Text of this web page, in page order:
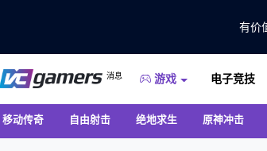
有价
VC游戏新闻
消息
仅在 VCGamers 获取最新的游戏新闻
游戏 电子竞技
移动传奇 自由射击 绝地求生 原神冲击